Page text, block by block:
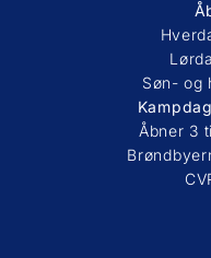
Søn- og
Åbner 3